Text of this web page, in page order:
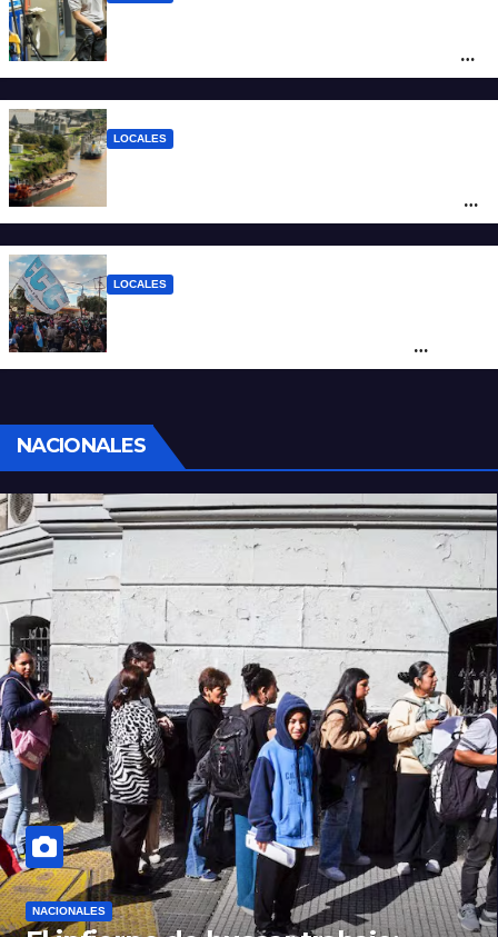
ciudad de Santa Fe: la nafta súper superó
los $2.100 y llenar el tanque cuesta más
LOCALES
posicionar los puertos del sur de Santa Fe
como salida para las exportaciones
LOCALES
sociales y sindicales
NACIONALES
NACIONALES